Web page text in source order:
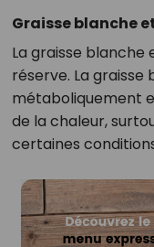
Graisse blanche
La graisse
réserve. La graisse
métaboliquement
de la chaleur,
certaines